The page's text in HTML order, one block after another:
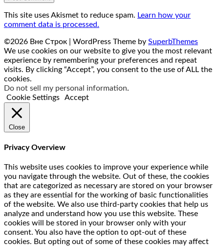
This site uses Akismet to reduce spam. Learn how your
comment data is processed.
©2026 Вне Строк | WordPress Theme by SuperbThemes
We use cookies on our website to give you the most relevant
experience by remembering your preferences and repeat
visits. By clicking “Accept”, you consent to the use of ALL the
cookies.
Do not sell my personal information.
Cookie Settings
Accept
Close
Privacy Overview
This website uses cookies to improve your experience while
you navigate through the website. Out of these, the cookies
that are categorized as necessary are stored on your browser
as they are essential for the working of basic functionalities
of the website. We also use third-party cookies that help us
analyze and understand how you use this website. These
cookies will be stored in your browser only with your
consent. You also have the option to opt-out of these
cookies. But opting out of some of these cookies may affect